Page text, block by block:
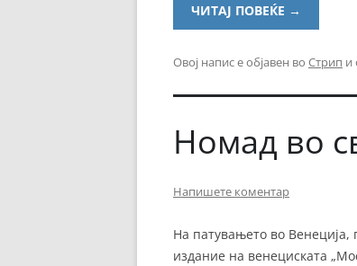
ЧИТАЈ ПОВЕЌЕ →
Овој напис е објавен во Стрип и
Номад во
Напишете коментар
На патувањето во Венеција,
издание на венециската